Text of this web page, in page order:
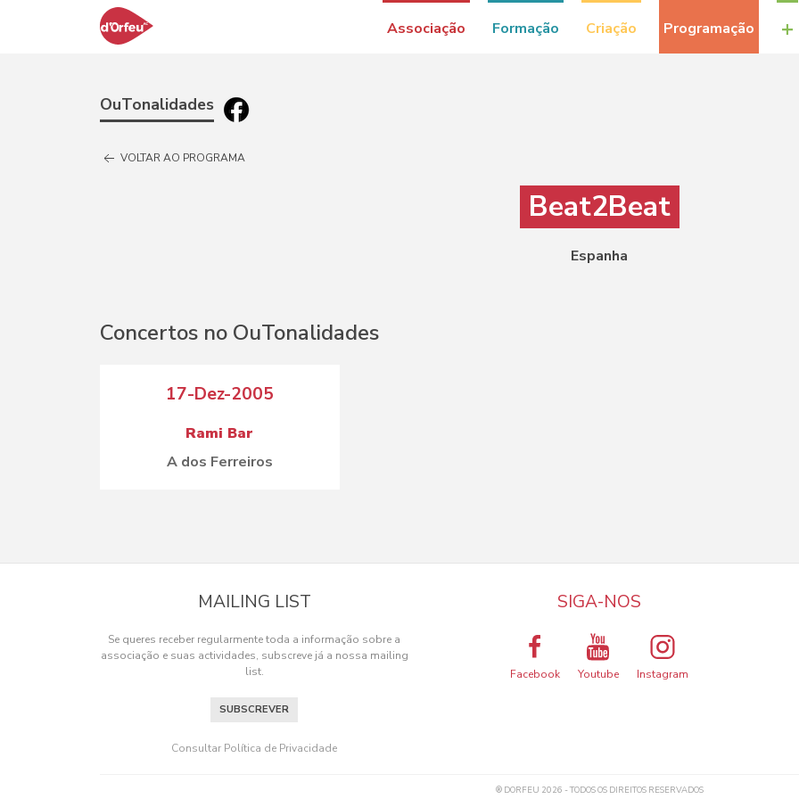
Associação Formação Criação Programação +
OuTonalidades
VOLTAR AO PROGRAMA
Beat2Beat
Espanha
Concertos no OuTonalidades
17-Dez-2005
Rami Bar
A dos Ferreiros
MAILING LIST
Se queres receber regularmente toda a informação sobre a
associação e suas actividades, subscreve já a nossa mailing
list.
SUBSCREVER
Consultar Política de Privacidade
SIGA-NOS
Facebook Youtube Instagram
® DORFEU 2026 - TODOS OS DIREITOS RESERVADOS